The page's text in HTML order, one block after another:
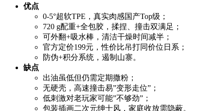
优点
0-5°超软TPE，真实肉感国产Top级；
720 g配重+全包胶，揉捏、撞击双满足；
可外翻+吸水棒，清洁干燥时间减半；
官方定价199元，性价比吊打同价位日系；
防伪+积分系统，遏制山寨。
缺点
出油虽低但仍需定期撒粉；
无硬壳，高速撞击易”变形走位”；
低刺激对老玩家可能”不够劲”；
包装插画二次元绅士风，家庭收放需隐蔽。